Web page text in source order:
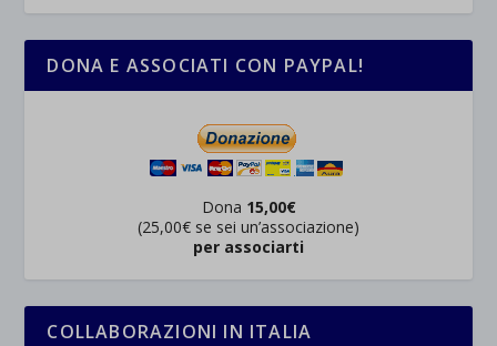
DONA E ASSOCIATI CON PAYPAL!
Dona 15,00€
(25,00€ se sei un’associazione)
per associarti
COLLABORAZIONI IN ITALIA